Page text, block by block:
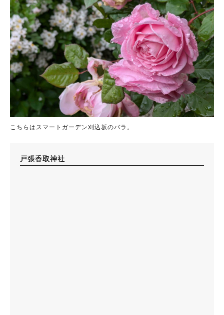
こちらはスマートガーデン刈込坂のバラ。
戸張香取神社